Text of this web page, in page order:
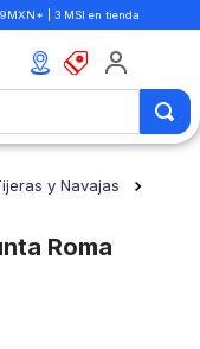
| 3 MSI en tienda
y Navajas
Roma